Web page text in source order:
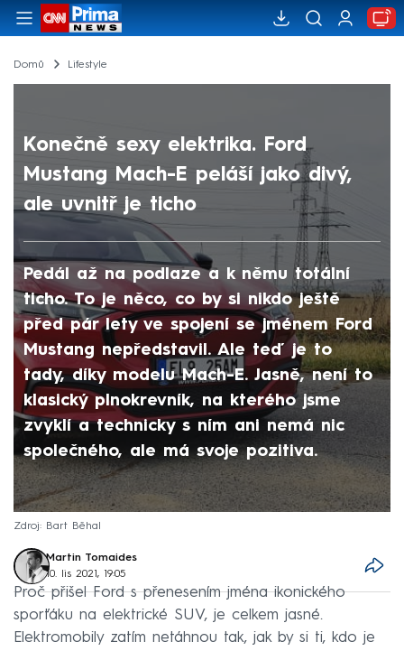
Domů Lifestyle
Konečně sexy elektrika. Ford
Mustang Mach-E peláší jako divý,
ale uvnitř je ticho
Pedál až na podlaze a k němu totální
ticho. To je něco, co by si nikdo ještě
před pár lety ve spojení se jménem Ford
Mustang nepředstavil. Ale teď je to
tady, díky modelu Mach-E. Jasně, není to
klasický plnokrevník, na kterého jsme
zvyklí a technicky s ním ani nemá nic
společného, ale má svoje pozitiva.
Zdroj: Bart Běhal
Martin Tomaides
10. lis 2021, 19:05
Proč přišel Ford s přenesením jména ikonického
sporťáku na elektrické SUV, je celkem jasné.
Elektromobily zatím netáhnou tak, jak by si ti, kdo je